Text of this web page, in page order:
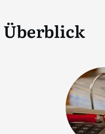
Überblick